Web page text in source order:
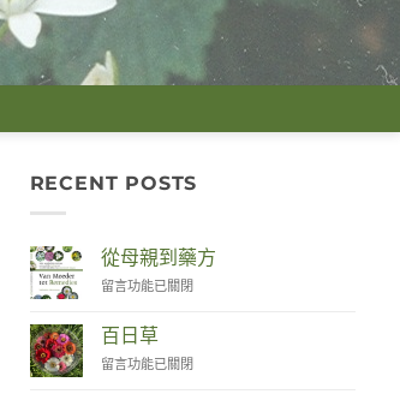
RECENT POSTS
從母親到藥方
在
Moeder
tot
Remedies〉
留言功能已關閉
百日草
在
留言功能已關閉